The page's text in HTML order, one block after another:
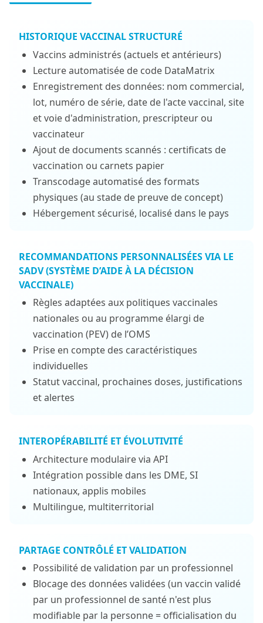
HISTORIQUE VACCINAL STRUCTURÉ
Vaccins administrés (actuels et antérieurs)
Lecture automatisée de code DataMatrix
Enregistrement des données: nom commercial,
lot, numéro de série, date de l'acte vaccinal, site
et voie d'administration, prescripteur ou
vaccinateur
Ajout de documents scannés : certificats de
vaccination ou carnets papier
Transcodage automatisé des formats
physiques (au stade de preuve de concept)
Hébergement sécurisé, localisé dans le pays
RECOMMANDATIONS PERSONNALISÉES VIA LE
SADV (SYSTÈME D’AIDE À LA DÉCISION
VACCINALE)
Règles adaptées aux politiques vaccinales
nationales ou au programme élargi de
vaccination (PEV) de l’OMS
Prise en compte des caractéristiques
individuelles
Statut vaccinal, prochaines doses, justifications
et alertes
INTEROPÉRABILITÉ ET ÉVOLUTIVITÉ
Architecture modulaire via API
Intégration possible dans les DME, SI
nationaux, applis mobiles
Multilingue, multiterritorial
PARTAGE CONTRÔLÉ ET VALIDATION
Possibilité de validation par un professionnel
Blocage des données validées (un vaccin validé
par un professionnel de santé n'est plus
modifiable par la personne = officialisation du